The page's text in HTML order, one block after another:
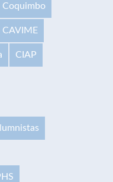
Coquimbo
CAVIME
CIAP